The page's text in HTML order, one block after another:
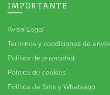
IMPORTANTE
Aviso Legal
Terminos y condiciones de envío
Política de privacidad
Política de cookies
Política de Sms y Whatsapp